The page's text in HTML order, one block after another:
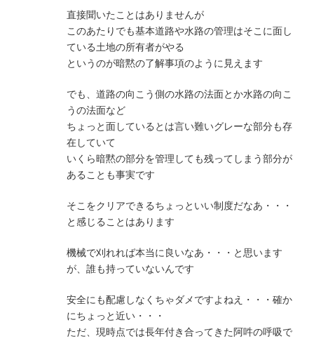
直接聞いたことはありませんが
このあたりでも基本道路や水路の管理はそこに面し
ている土地の所有者がやる
というのが暗黙の了解事項のように見えます
でも、道路の向こう側の水路の法面とか水路の向こ
うの法面など
ちょっと面しているとは言い難いグレーな部分も存
在していて
いくら暗黙の部分を管理しても残ってしまう部分が
あることも事実です
そこをクリアできるちょっといい制度だなあ・・・
と感じることはあります
機械で刈れれば本当に良いなあ・・・と思います
が、誰も持っていないんです
安全にも配慮しなくちゃダメですよねえ・・・確か
にちょっと近い・・・
ただ、現時点では長年付き合ってきた阿吽の呼吸で